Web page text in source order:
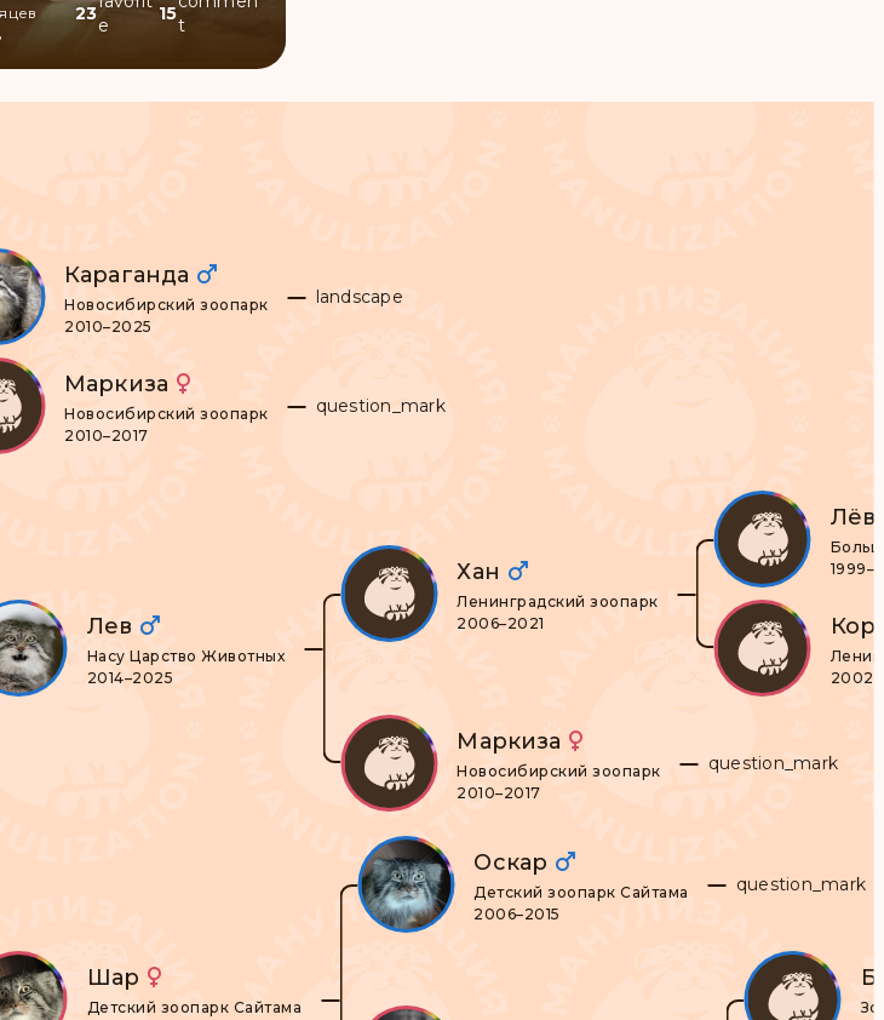
23
e
15
t
Караганда
Новосибирский зоопарк
2010–2025
landscape
Маркиза
Новосибирский зоопарк
2010–2017
question_mark
Лев
Насу Царство Животных
2014–2025
Хан
Ленинградский зоопарк
2006–2021
1999–?
Маркиза
Новосибирский зоопарк
2010–2017
question_mark
Шар
Детский зоопарк Сайтама
Оскар
Детский зоопарк Сайтама
2006–2015
question_mark